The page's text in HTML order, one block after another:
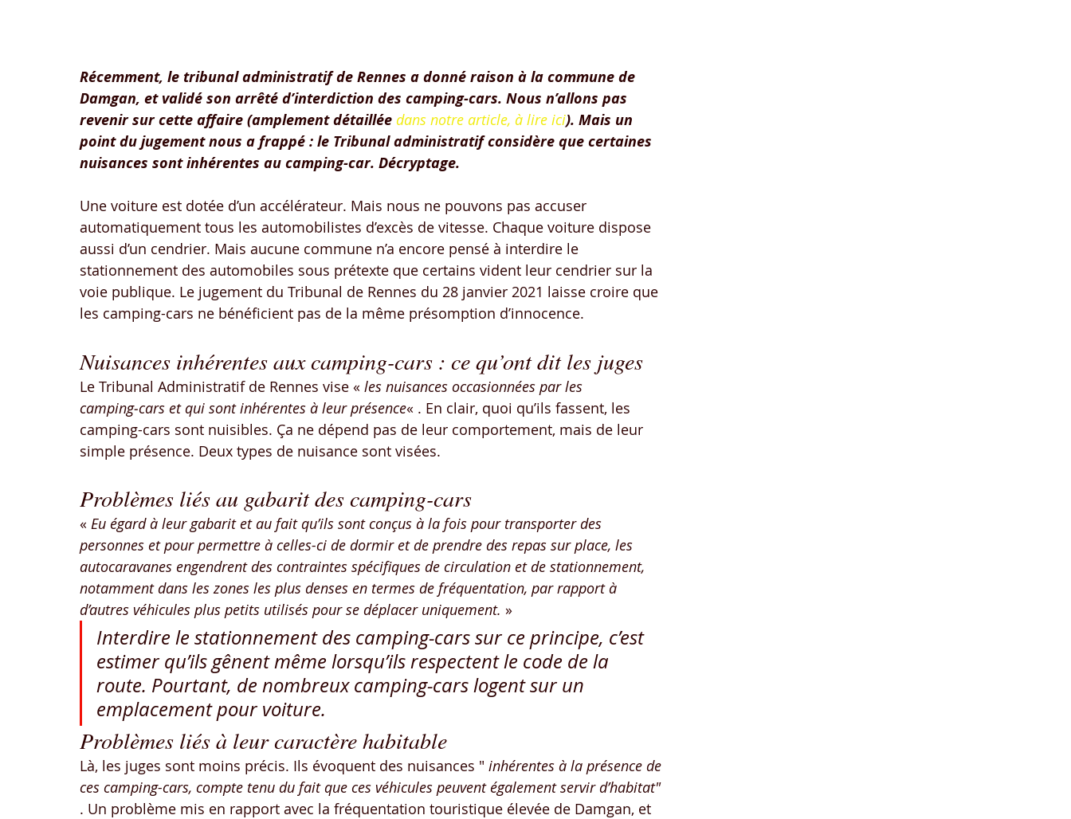
Récemment, le tribunal administratif de Rennes a donné raison à la commune de
Damgan, et validé son arrêté d’interdiction des camping-cars. Nous n’allons pas
revenir sur cette affaire (amplement détaillée dans notre article, à lire ici). Mais un
point du jugement nous a frappé : le Tribunal administratif considère que certaines
nuisances sont inhérentes au camping-car. Décryptage.
Une voiture est dotée d’un accélérateur. Mais nous ne pouvons pas accuser
automatiquement tous les automobilistes d’excès de vitesse. Chaque voiture dispose
aussi d’un cendrier. Mais aucune commune n’a encore pensé à interdire le
stationnement des automobiles sous prétexte que certains vident leur cendrier sur la
voie publique. Le jugement du Tribunal de Rennes du 28 janvier 2021 laisse croire que
les camping-cars ne bénéficient pas de la même présomption d’innocence.
Nuisances inhérentes aux camping-cars : ce qu’ont dit les juges
Le Tribunal Administratif de Rennes vise « les nuisances occasionnées par les
camping‑cars et qui sont inhérentes à leur présence« . En clair, quoi qu’ils fassent, les
camping-cars sont nuisibles. Ça ne dépend pas de leur comportement, mais de leur
simple présence. Deux types de nuisance sont visées.
Problèmes liés au gabarit des camping-cars
« Eu égard à leur gabarit et au fait qu’ils sont conçus à la fois pour transporter des
personnes et pour permettre à celles-ci de dormir et de prendre des repas sur place, les
autocaravanes engendrent des contraintes spécifiques de circulation et de stationnement,
notamment dans les zones les plus denses en termes de fréquentation, par rapport à
d’autres véhicules plus petits utilisés pour se déplacer uniquement. »
Interdire le stationnement des camping-cars sur ce principe, c’est
estimer qu’ils gênent même lorsqu’ils respectent le code de la
route. Pourtant, de nombreux camping-cars logent sur un
emplacement pour voiture.
Problèmes liés à leur caractère habitable
Là, les juges sont moins précis. Ils évoquent des nuisances " inhérentes à la présence de
ces camping-cars, compte tenu du fait que ces véhicules peuvent également servir d’habitat"
. Un problème mis en rapport avec la fréquentation touristique élevée de Damgan, et